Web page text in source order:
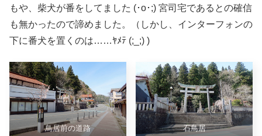
もや、柴犬が番をしてました (･o･;) 宮司宅であるとの確信
も無かったので諦めました。（しかし、インターフォンの
下に番犬を置くのは……ﾔﾒﾃ (;_;) )
鳥居前の道路 石鳥居